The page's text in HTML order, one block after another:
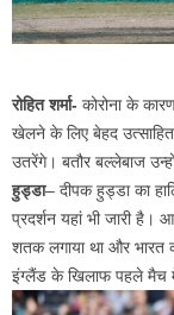
रोहित शर्मा- कोरोना के
खेलने के लिए बेहद
उतरेंगे। बतौर बल्लेबाज
हुड्डा– दीपक हुड्डा का
प्रदर्शन यहां भी जारी
शतक लगाया था और
इंग्लैंड के खिलाफ पहले मैच